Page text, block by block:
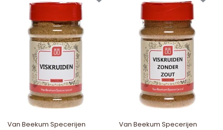
Van Beekum Specerijen
Van Beekum Specerijen